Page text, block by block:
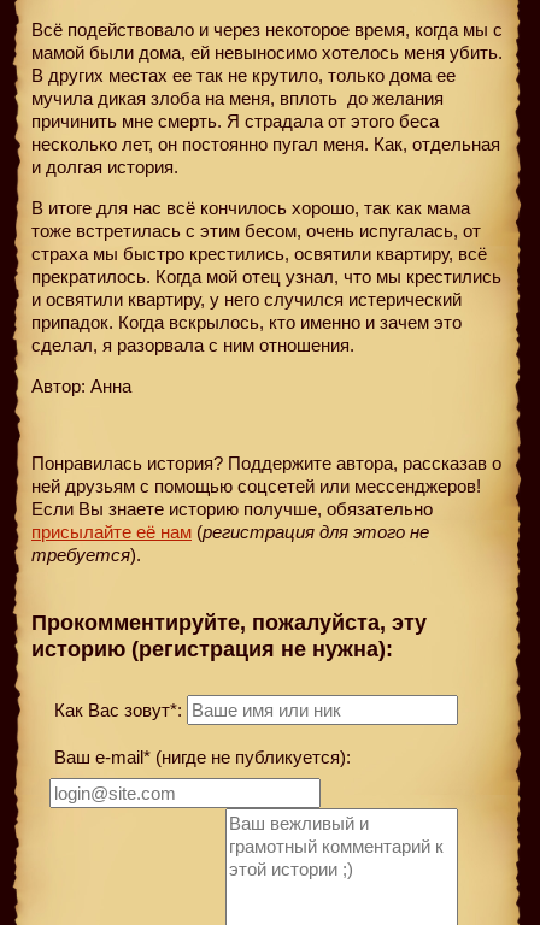
Всё подействовало и через некоторое время, когда мы с
мамой были дома, ей невыносимо хотелось меня убить.
В других местах ее так не крутило, только дома ее
мучила дикая злоба на меня, вплоть до желания
причинить мне смерть. Я страдала от этого беса
несколько лет, он постоянно пугал меня. Как, отдельная
и долгая история.
В итоге для нас всё кончилось хорошо, так как мама
тоже встретилась с этим бесом, очень испугалась, от
страха мы быстро крестились, освятили квартиру, всё
прекратилось. Когда мой отец узнал, что мы крестились
и освятили квартиру, у него случился истерический
припадок. Когда вскрылось, кто именно и зачем это
сделал, я разорвала с ним отношения.
Автор: Анна
Понравилась история? Поддержите автора, рассказав о
ней друзьям с помощью соцсетей или мессенджеров!
Если Вы знаете историю получше, обязательно
присылайте её нам (регистрация для этого не
требуется).
Прокомментируйте, пожалуйста, эту
историю (регистрация не нужна):
Как Вас зовут*:
Ваш e-mail* (нигде не публикуется):